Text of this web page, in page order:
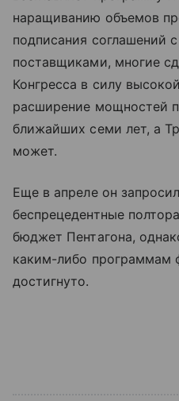
наращиванию объемов
подписания соглашений
поставщиками, многие
Конгресса в силу
расширение мощностей
ближайших семи лет, а
может.
Еще в апреле он
беспрецедентные
бюджет Пентагона,
каким-либо программам
достигнуто.